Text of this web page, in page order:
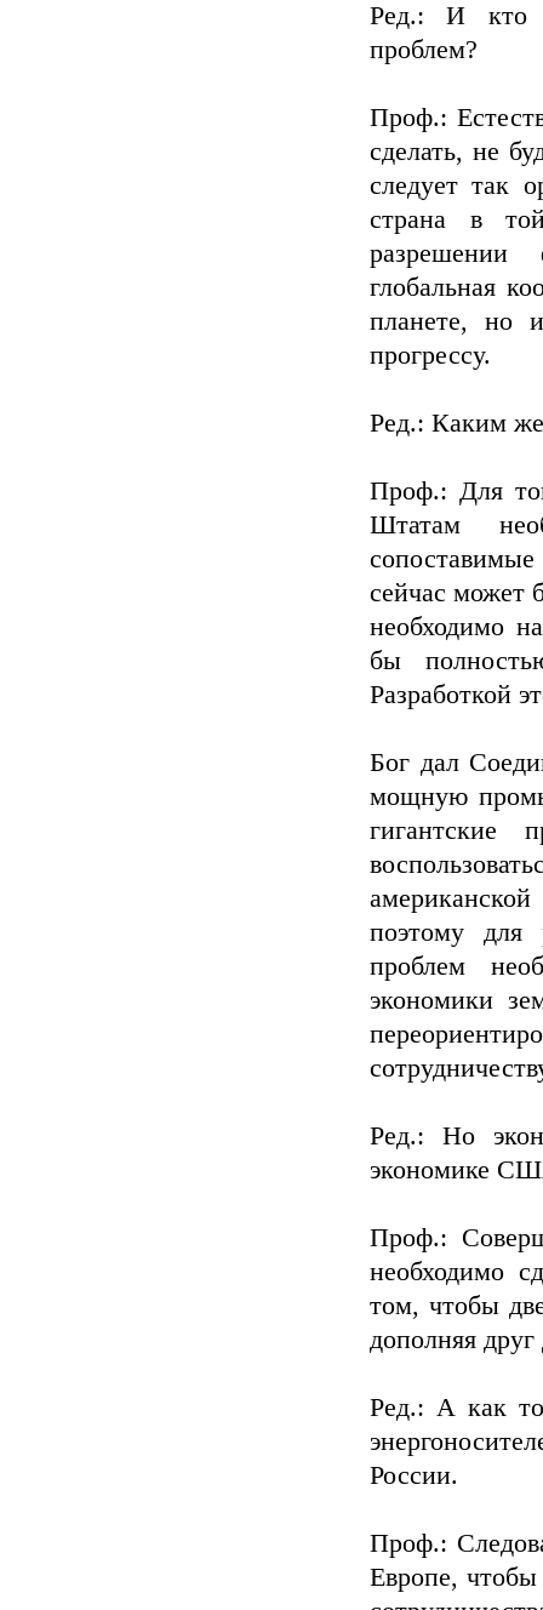
Ред.: И кто
проблем?
Проф.:
сделать, не
следует так
страна в
разрешении
глобальная
планете, но
прогрессу.
Ред.: Каким
Проф.: Для
Штатам
сейчас может
необходимо
бы
Разработкой
Бог дал
мощную
гигантские
поэтому для
проблем
экономики
Ред.: Но
экономике
Проф.:
необходимо
том, чтобы
дополняя друг
Ред.: А как
России.
Проф.:
Европе, чтобы